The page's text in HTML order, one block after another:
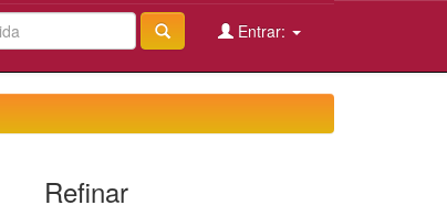
Entrar:
Refinar